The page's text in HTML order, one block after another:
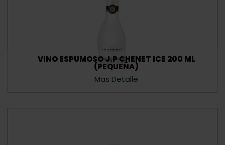
VINO ESPUMOSO J.P CHENET ICE 200 ML
(PEQUEÑA)
Mas Detalle